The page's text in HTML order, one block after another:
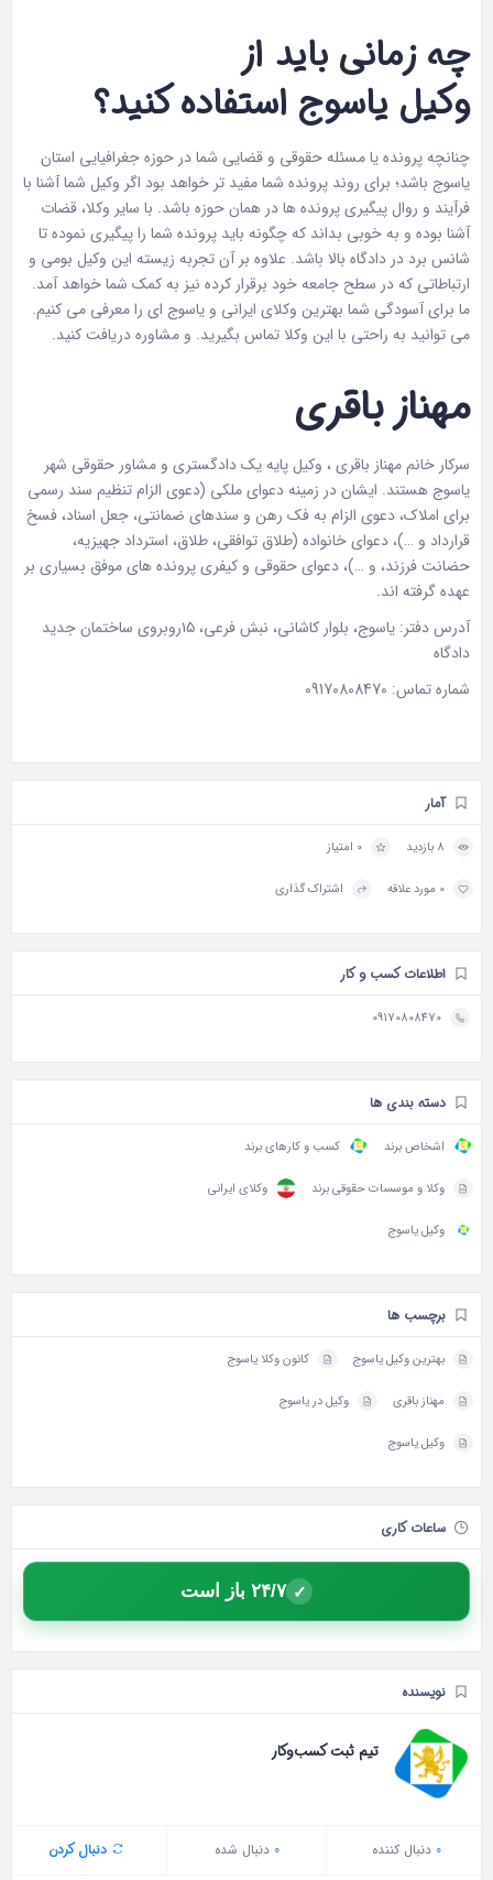
چه زمانی باید از
وکیل یاسوج استفاده کنید؟
چنانچه پرونده یا مسئله حقوقی و قضایی شما در حوزه جغرافیایی استان
یاسوج باشد؛ برای روند پرونده شما مفید تر خواهد بود اگر وکیل شما آشنا با
فرآیند و روال پیگیری پرونده ها در همان حوزه باشد. با سایر وکلا، قضات
آشنا بوده و به خوبی بداند که چگونه باید پرونده شما را پیگیری نموده تا
شانس برد در دادگاه بالا باشد. علاوه بر آن تجربه زیسته این وکیل بومی و
ارتباطاتی که در سطح جامعه خود برقرار کرده نیز به کمک شما خواهد آمد.
ما برای آسودگی شما بهترین وکلای ایرانی و یاسوج ای را معرفی می کنیم.
می توانید به راحتی با این وکلا تماس بگیرید. و مشاوره دریافت کنید.
مهناز باقری
سرکار خانم مهناز باقری ، وکیل پایه یک دادگستری و مشاور حقوقی شهر
یاسوج هستند. ایشان در زمینه دعوای ملکی (دعوی الزام تنظیم سند رسمی
‌برای املاک، دعوی الزام به فک رهن و سندهای ضمانتی، جعل اسناد، فسخ
قرارداد و …)، دعوای خانواده (طلاق توافقی، طلاق، استرداد جهیزیه،
حضانت فرزند، و …)، دعوای حقوقی و کیفری پرونده‌ های موفق بسیاری بر
عهده گرفته اند.
آدرس دفتر: یاسوج، بلوار کاشانی، نبش فرعی، ۱۵روبروی ساختمان جدید
دادگاه
شماره تماس: 09170808470
آمار
8 بازدید 0 امتیاز
0 مورد علاقه اشتراک گذاری
اطلاعات کسب و کار
09170808470
دسته بندی ها
اشخاص برند کسب و کارهای برند
وکلا و موسسات حقوقی برند وکلای ایرانی
وکیل یاسوج
برچسب ها
بهترین وکیل یاسوج کانون وکلا یاسوج
مهناز باقری وکیل در یاسوج
وکیل یاسوج
ساعات کاری
✓ ۲۴/۷ باز است
نویسنده
تیم ثبت کسب‌وکار
0 دنبال‌ کننده 0 دنبال شده دنبال کردن